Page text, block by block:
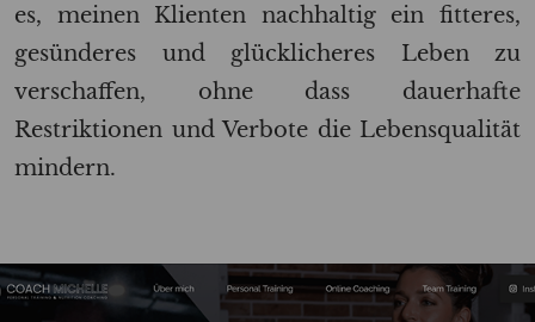
es, meinen Klienten nachhaltig ein fitteres,
gesünderes und glücklicheres Leben zu
verschaffen, ohne dass dauerhafte
Restriktionen und Verbote die Lebensqualität
mindern.